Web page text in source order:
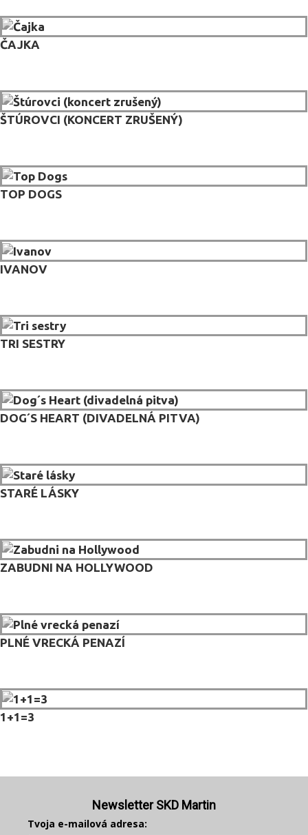
ČAJKA
ŠTÚROVCI (KONCERT ZRUŠENÝ)
TOP DOGS
IVANOV
TRI SESTRY
DOG´S HEART (DIVADELNÁ PITVA)
STARÉ LÁSKY
ZABUDNI NA HOLLYWOOD
PLNÉ VRECKÁ PENAZÍ
1+1=3
Newsletter SKD Martin
Tvoja e-mailová adresa: